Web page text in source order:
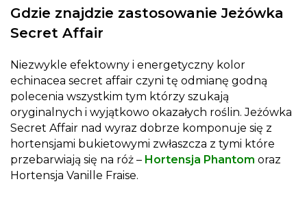
Gdzie znajdzie zastosowanie Jeżówka
Secret Affair
Niezwykle efektowny i energetyczny kolor
echinacea secret affair czyni tę odmianę godną
polecenia wszystkim tym którzy szukają
oryginalnych i wyjątkowo okazałych roślin. Jeżówka
Secret Affair nad wyraz dobrze komponuje się z
hortensjami bukietowymi zwłaszcza z tymi które
przebarwiają się na róż – Hortensja Phantom oraz
Hortensja Vanille Fraise.